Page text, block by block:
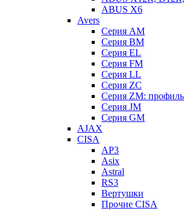
ABUS X6
Avers
Серия AM
Серия BM
Серия EL
Серия FM
Серия LL
Серия ZC
Серия ZM:
Серия JM
Серия GM
AJAX
CISA
AP3
Asix
Astral
RS3
Вертушки
Прочие CISA